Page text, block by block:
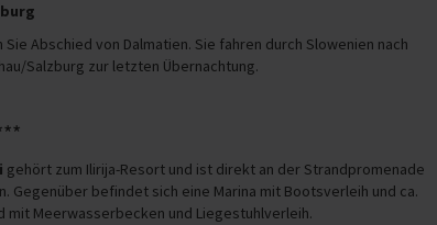
Sie Abschied von Dalmatien. Sie fahren durch Slowenien nach
Salzburg zur letzten Übernachtung.
gehört zum Ilirija-Resort und ist direkt an der Strandpromenade
Gegenüber befindet sich eine Marina mit Bootsverleih und ca.
mit Meerwasserbecken und Liegestuhlverleih.